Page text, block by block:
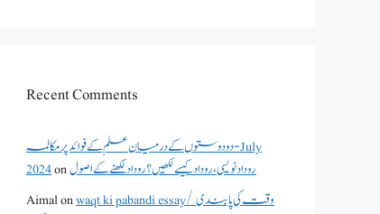
Recent Comments
دو دوستوں کے درمیان علم کے فوائد پر مکالمہ - July
2024onروداد نویسی ،روداد کیسے لکھیں؟ روداد لکھنے کے اصول
Aimalonwaqt ki pabandi essay/ وقت کی پابندی